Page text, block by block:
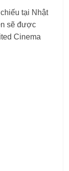
tại Nhật
sẽ được
Cinema